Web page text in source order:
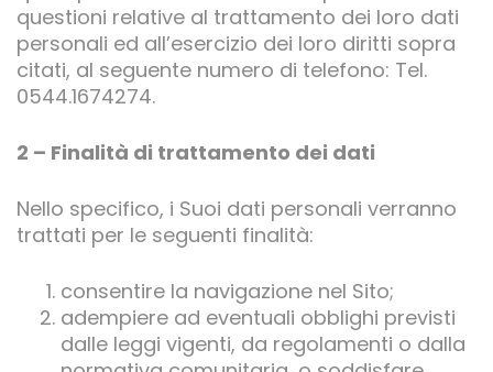
questioni relative al trattamento dei loro dati
personali ed all’esercizio dei loro diritti sopra
citati, al seguente numero di telefono: Tel.
0544.1674274.
2 – Finalità di trattamento dei dati
Nello specifico, i Suoi dati personali verranno
trattati per le seguenti finalità:
consentire la navigazione nel Sito;
adempiere ad eventuali obblighi previsti
dalle leggi vigenti, da regolamenti o dalla